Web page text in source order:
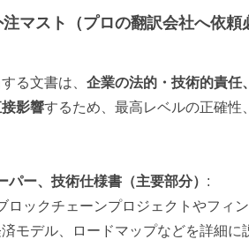
注マスト（プロの翻訳会社へ依
る文書は、 企業の法的・技術的責任
影響するため、最高レベルの正確性
パー、技術仕様書（主要部分） :
ロックチェーンプロジェクトやフィ
モデル、ロードマップなどを詳細